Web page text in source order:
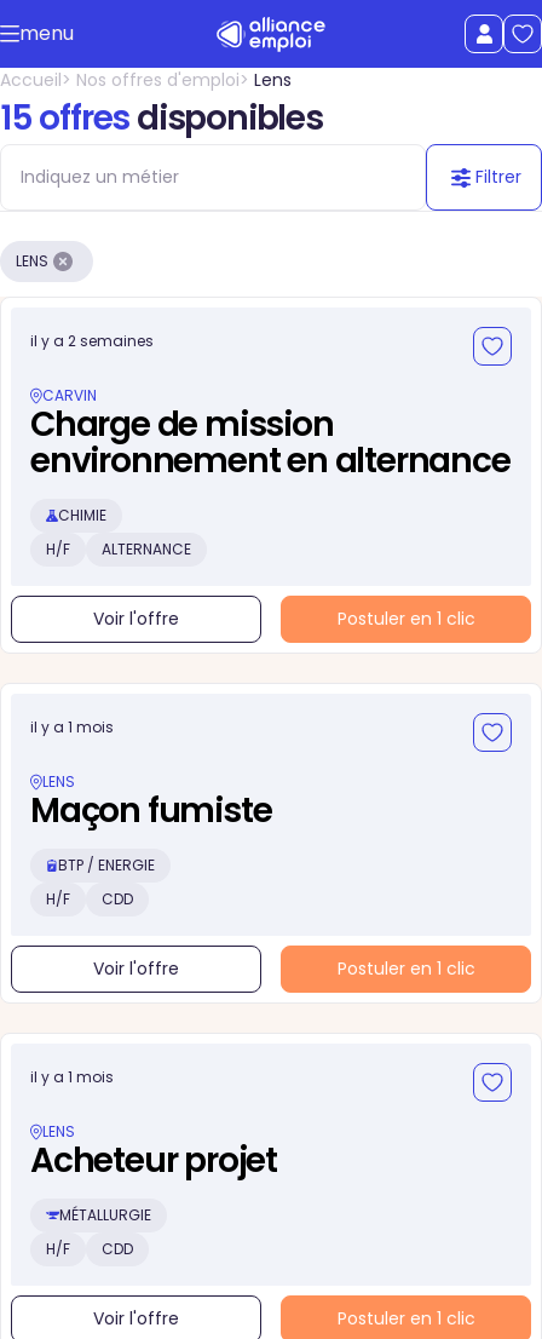
Accéder au contenu principal
Afficher le
menu
le menu
Accueil Nos offres d'emploi Lens
15 offresdisponibles
Filtrer
LENS
il y a 2 semaines
CARVIN
Charge de mission
environnement en alternance
CHIMIE
H/F
ALTERNANCE
Voir l'offre Postuler en 1 clic
il y a 1 mois
LENS
Maçon fumiste
BTP / ENERGIE
H/F
CDD
Voir l'offre Postuler en 1 clic
il y a 1 mois
LENS
Acheteur projet
MÉTALLURGIE
H/F
CDD
Voir l'offre Postuler en 1 clic